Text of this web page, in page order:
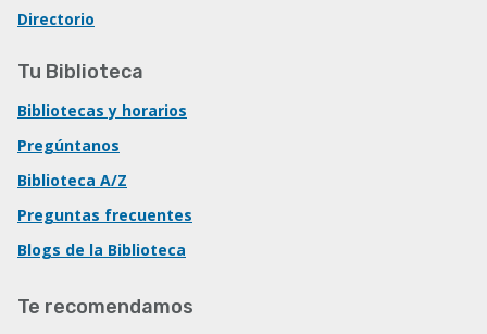
Directorio
Tu Biblioteca
Bibliotecas y horarios
Pregúntanos
Biblioteca A/Z
Preguntas frecuentes
Blogs de la Biblioteca
Te recomendamos